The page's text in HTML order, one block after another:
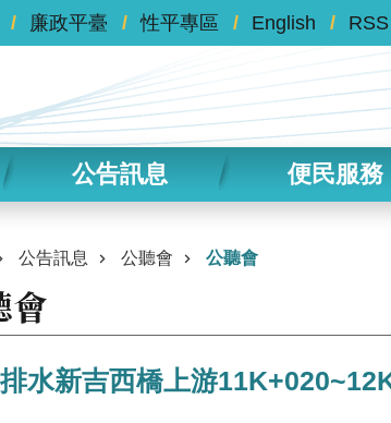
廉政平臺 性平專區 English RSS
公告訊息 便民服務
公告訊息 公聽會 公聽會
會
水新吉西橋上游